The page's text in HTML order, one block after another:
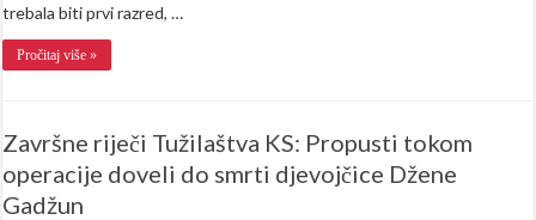
trebala biti prvi razred, …
Pročitaj više »
Završne riječi Tužilaštva KS: Propusti tokom
operacije doveli do smrti djevojčice Džene
Gadžun